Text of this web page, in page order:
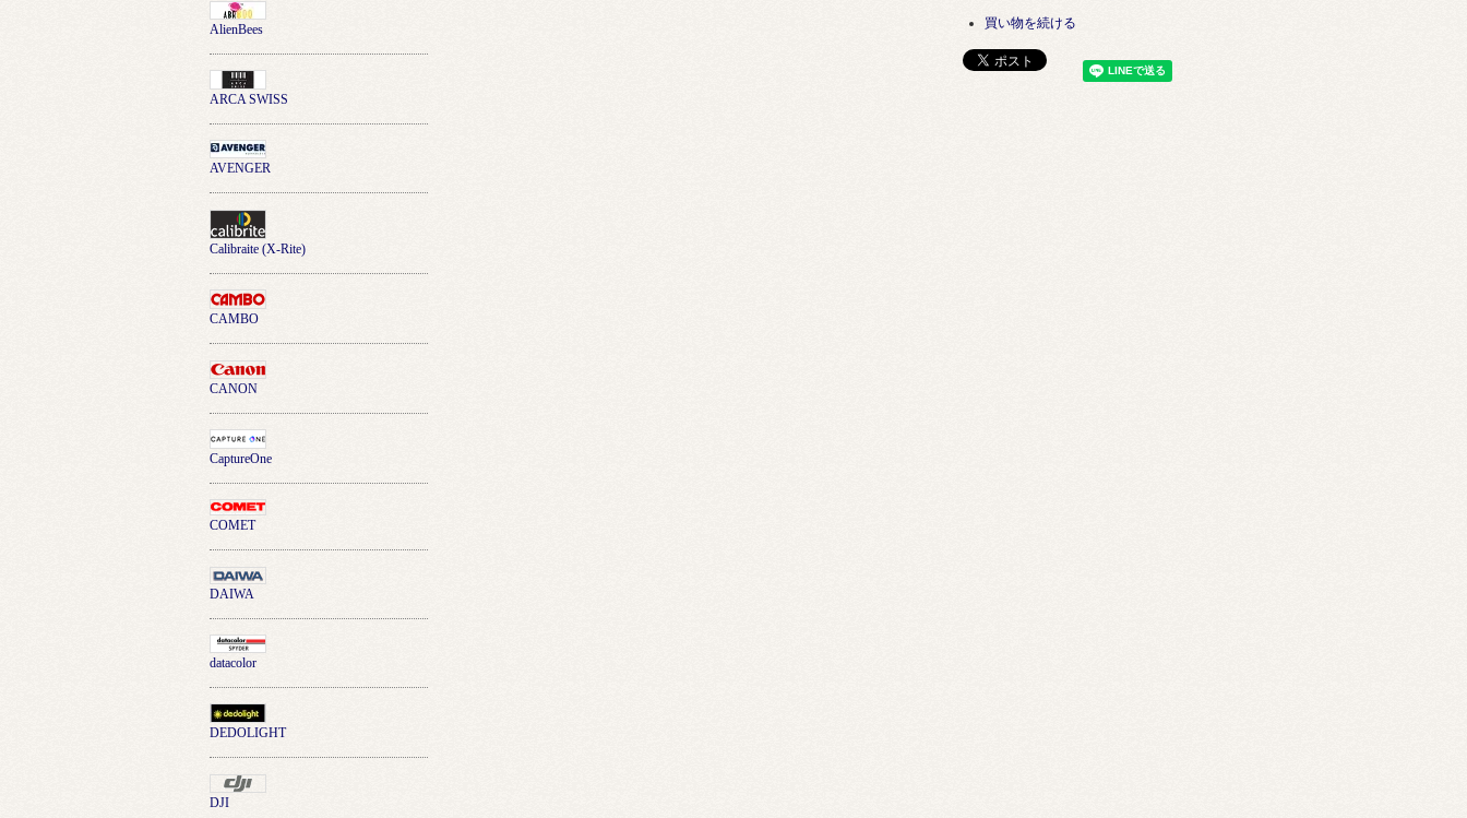
買い物を続ける
AlienBees
ARCA SWISS
AVENGER
Calibraite (X-Rite)
CAMBO
CANON
CaptureOne
COMET
DAIWA
datacolor
DEDOLIGHT
DJI